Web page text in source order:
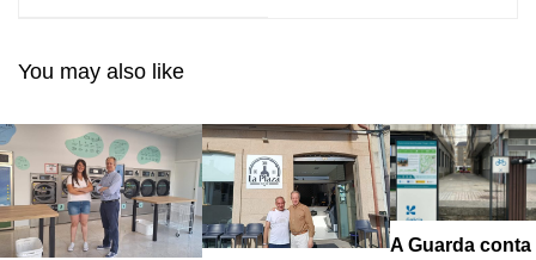
You may also like
A Guarda conta